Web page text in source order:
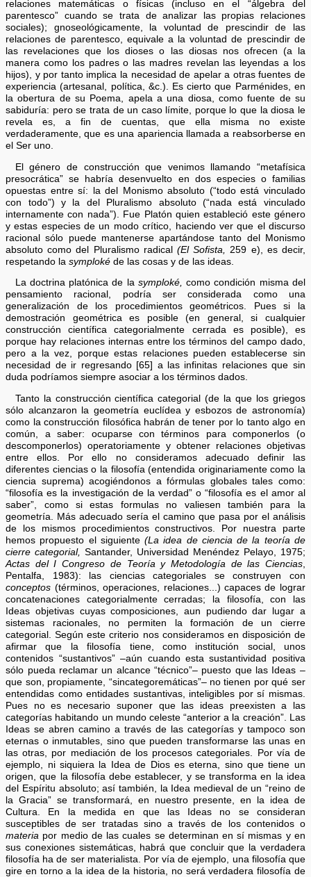
relaciones matemáticas o físicas (incluso en el “álgebra del
parentesco” cuando se trata de analizar las propias relaciones
sociales); gnoseológicamente, la voluntad de prescindir de las
relaciones de parentesco, equivale a la voluntad de prescindir de
las revelaciones que los dioses o las diosas nos ofrecen (a la
manera como los padres o las madres revelan las leyendas a los
hijos), y por tanto implica la necesidad de apelar a otras fuentes de
experiencia (artesanal, política, &c.). Es cierto que Parménides, en
la obertura de su Poema, apela a una diosa, como fuente de su
sabiduría: pero se trata de un caso límite, porque lo que la diosa le
revela es, a fin de cuentas, que ella misma no existe
verdaderamente, que es una apariencia llamada a reabsorberse en
el Ser uno.
El género de construcción que venimos llamando “metafísica
presocrática” se habría desenvuelto en dos especies o familias
opuestas entre sí: la del Monismo absoluto (“todo está vinculado
con todo”) y la del Pluralismo absoluto (“nada está vinculado
internamente con nada”). Fue Platón quien estableció este género
y estas especies de un modo crítico, haciendo ver que el discurso
racional sólo puede mantenerse apartándose tanto del Monismo
absoluto como del Pluralismo radical (El Sofista,
259 e), es decir,
respetando lasymploké de las cosas y de las ideas.
La doctrina platónica de la symploké, como condición misma del
pensamiento racional, podría ser considerada como una
generalización de los procedimientos geométricos. Pues si la
demostración geométrica es posible (en general, si cualquier
construcción científica categorialmente cerrada es posible), es
porque hay relaciones internas entre los términos del campo dado,
pero a la vez, porque estas relaciones pueden establecerse sin
necesidad de ir regresando [65] a las infinitas relaciones que sin
duda podríamos siempre asociar a los términos dados.
Tanto la construcción científica categorial (de la que los griegos
sólo alcanzaron la geometría euclídea y esbozos de astronomía)
como la construcción filosófica habrán de tener por lo tanto algo en
común, a saber: ocuparse con términos para componerlos (o
descomponerlos) operatoriamente y obtener relaciones objetivas
entre ellos. Por ello no consideramos adecuado definir las
diferentes ciencias o la filosofía (entendida originariamente como la
ciencia suprema) acogiéndonos a fórmulas globales tales como:
“filosofía es la investigación de la verdad” o “filosofía es el amor al
saber”, como si estas formulas no valiesen también para la
geometría. Más adecuado sería el camino que pasa por el análisis
de los mismos procedimientos constructivos. Por nuestra parte
hemos propuesto el siguiente(La idea de ciencia de la teoría de
cierre categorial, Santander, Universidad Menéndez Pelayo, 1975;
Actas del I Congreso de Teoría y Metodología de las Ciencias,
Pentalfa, 1983): las ciencias categoriales se construyen con
conceptos (términos, operaciones, relaciones...) capaces de lograr
concatenaciones categorialmente cerradas; la filosofía, con las
Ideas objetivas cuyas composiciones, aun pudiendo dar lugar a
sistemas racionales, no permiten la formación de un cierre
categorial. Según este criterio nos consideramos en disposición de
afirmar que la filosofía tiene, como institución social, unos
contenidos “sustantivos” –aún cuando esta sustantividad positiva
sólo pueda reclamar un alcance “técnico”– puesto que las Ideas –
que son, propiamente, “sincategoremáticas”– no tienen por qué ser
entendidas como entidades sustantivas, inteligibles por sí mismas.
Pues no es necesario suponer que las ideas preexisten a las
categorías habitando un mundo celeste “anterior a la creación”. Las
Ideas se abren camino a través de las categorías y tampoco son
eternas o inmutables, sino que pueden transformarse las unas en
las otras, por mediación de los procesos categoriales. Por vía de
ejemplo, ni siquiera la Idea de Dios es eterna, sino que tiene un
origen, que la filosofía debe establecer, y se transforma en la idea
del Espíritu absoluto; así también, la Idea medieval de un “reino de
la Gracia” se transformará, en nuestro presente, en la idea de
Cultura. En la medida en que las Ideas no se consideran
susceptibles de ser tratadas sino a través de los contenidos o
materia por medio de las cuales se determinan en sí mismas y en
sus conexiones sistemáticas, habrá que concluir que la verdadera
filosofía ha de ser materialista. Por vía de ejemplo, una filosofía que
gire en torno a la idea de la historia, no será verdadera filosofía de